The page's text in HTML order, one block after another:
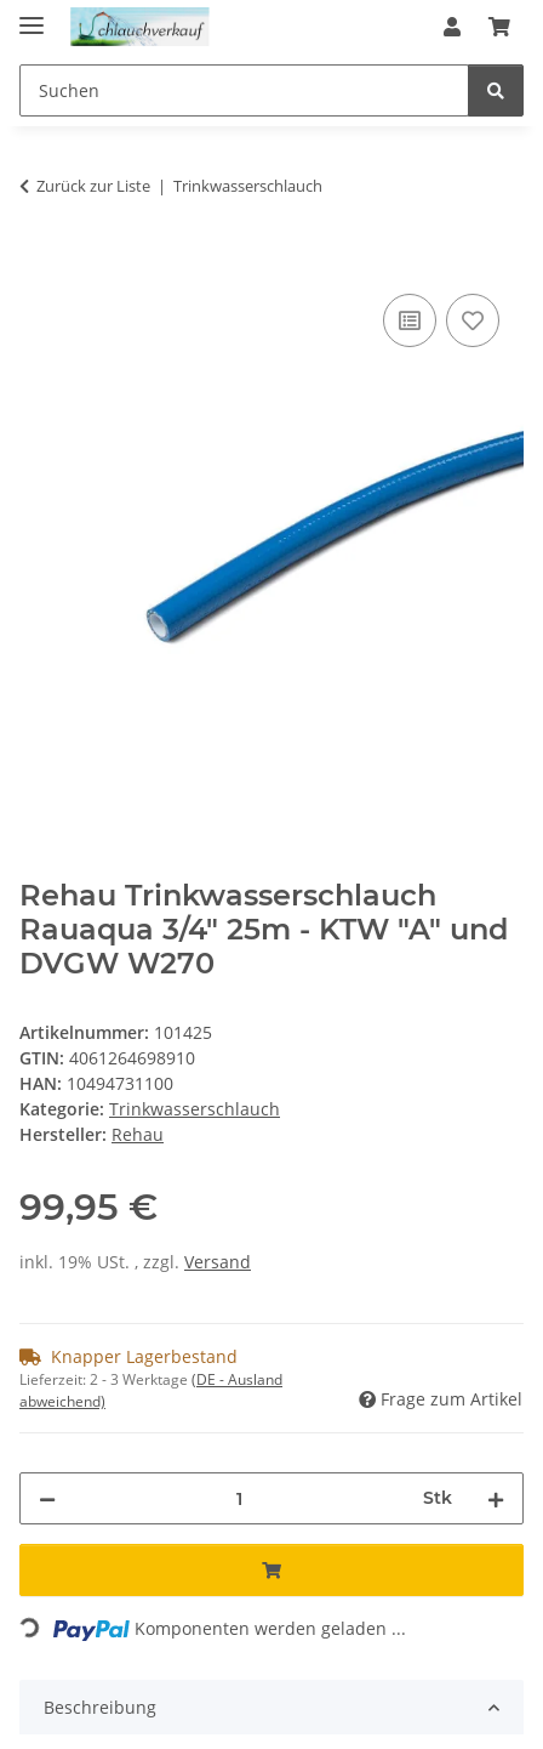
Zurück zur Liste Trinkwasserschlauch
Rehau Trinkwasserschlauch
Rauaqua 3/4" 25m - KTW "A" und
DVGW W270
Artikelnummer: 101425
GTIN: 4061264698910
HAN: 10494731100
Kategorie: Trinkwasserschlauch
Hersteller: Rehau
99,95 €
inkl. 19% USt. , zzgl. Versand
Knapper Lagerbestand
Lieferzeit:2 - 3 Werktage (DE - Ausland
abweichend)
Frage zum Artikel
Stk
Loading... Komponenten werden geladen ...
Beschreibung